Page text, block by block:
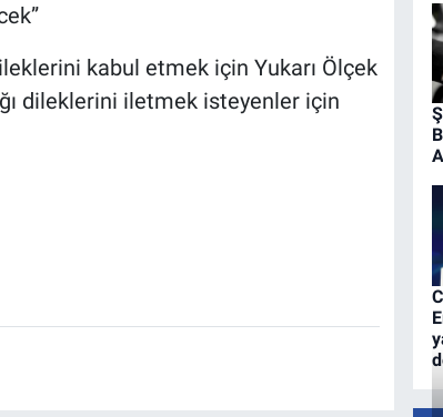
kabul etmek için Yukarı Ölçek
dileklerini iletmek isteyenler için